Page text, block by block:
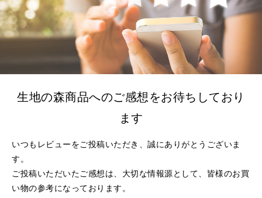
生地の森商品へのご感想をお待ちしており
ます
いつもレビューをご投稿いただき、誠にありがとうございま
す。
ご投稿いただいたご感想は、大切な情報源として、皆様のお買
い物の参考になっております。